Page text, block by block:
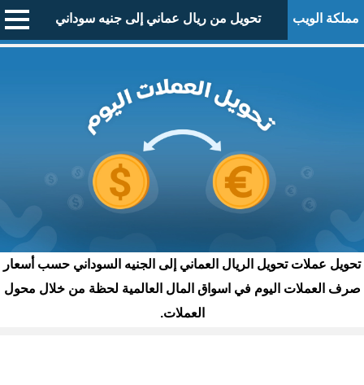
مملكة الويب تحويل من ريال عماني إلى جنيه سوداني
تحويل عملات تحويل الريال العماني إلى الجنيه السوداني حسب أسعار
صرف العملات اليوم في اسواق المال العالمية لحظة من خلال محول
العملات.